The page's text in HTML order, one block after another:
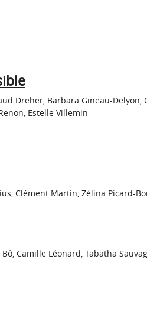
Dreher, Barbara Gineau-
Estelle Villemin
Clément Martin, Zélina Picard-
Camille Léonard, Tabatha